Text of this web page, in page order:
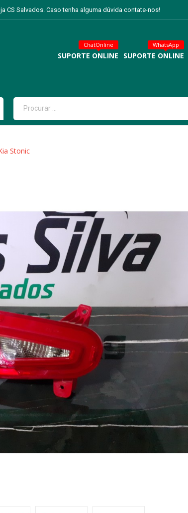
CS Salvados. Caso tenha alguma dúvida contate-nos!
SUPORTE ONLINE
ChatOnline
SUPORTE ONLINE
WhatsApp
Stonic